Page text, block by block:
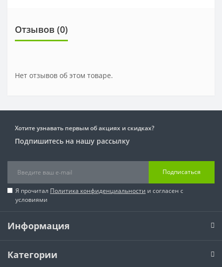
Отзывов (0)
Нет отзывов об этом товаре.
Хотите узнавать первым об акциях и скидках?
Подпишитесь на нашу рассылку
Подписаться
Я прочитал Политика конфиденциальности и согласен с
условиями
Информация
Категории